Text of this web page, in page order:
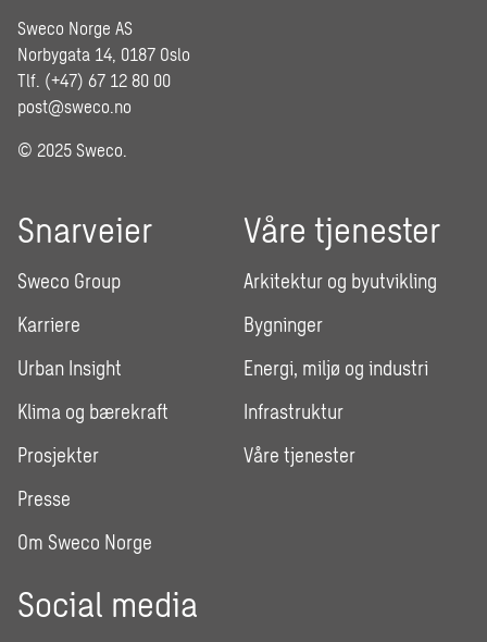
Sweco Norge AS
Norbygata 14, 0187 Oslo
Tlf. (+47) 67 12 80 00
post@sweco.no
© 2025 Sweco.
Snarveier
Sweco Group
Karriere
Urban Insight
Klima og bærekraft
Prosjekter
Presse
Om Sweco Norge
Våre tjenester
Arkitektur og byutvikling
Bygninger
Energi, miljø og industri
Infrastruktur
Våre tjenester
Social media